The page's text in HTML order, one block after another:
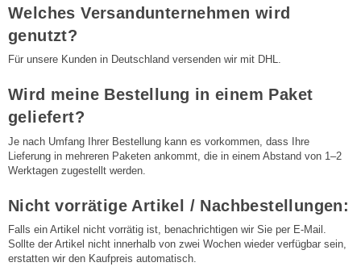
Welches Versandunternehmen wird
genutzt?
Für unsere Kunden in Deutschland versenden wir mit DHL.
Wird meine Bestellung in einem Paket
geliefert?
Je nach Umfang Ihrer Bestellung kann es vorkommen, dass Ihre
Lieferung in mehreren Paketen ankommt, die in einem Abstand von 1–2
Werktagen zugestellt werden.
Nicht vorrätige Artikel / Nachbestellungen:
Falls ein Artikel nicht vorrätig ist, benachrichtigen wir Sie per E-Mail.
Sollte der Artikel nicht innerhalb von zwei Wochen wieder verfügbar sein,
erstatten wir den Kaufpreis automatisch.